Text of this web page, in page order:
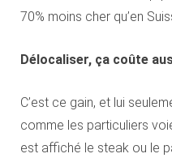
70% moins cher qu’en
Délocaliser, ça coûte
C’est ce gain, et lui
comme les particuliers
est affiché le steak ou le